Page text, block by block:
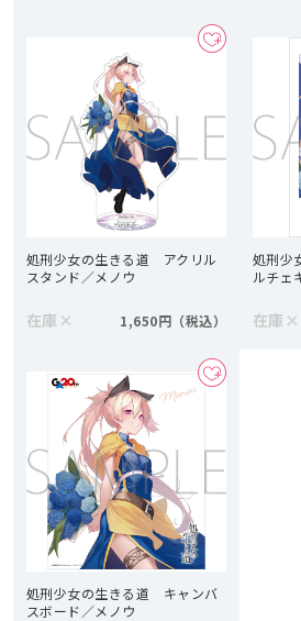
処刑少女の生きる道 アクリル
スタンド／メノウ
在庫 × 1,650円
処刑少
ルチェ
在庫 ×
処刑少女の生きる道 キャンバ
スボード／メノウ